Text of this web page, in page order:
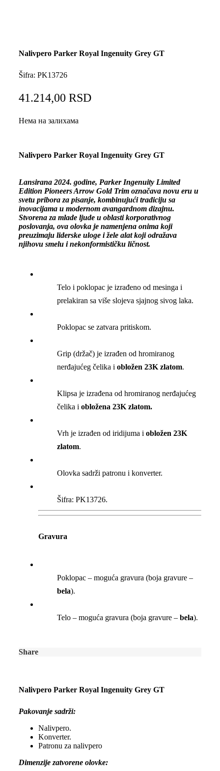
Nalivpero Parker Royal Ingenuity Grey GT
Šifra: PK13726
41.214,00 RSD
Нема на залихама
Nalivpero Parker Royal Ingenuity Grey GT
Lansirana 2024. godine, Parker Ingenuity Limited
Edition Pioneers Arrow Gold Trim označava novu eru u
svetu pribora za pisanje, kombinujući tradiciju sa
inovacijama u modernom avangardnom dizajnu.
Stvorena za mlade ljude u oblasti korporativnog
poslovanja, ova olovka je namenjena onima koji
preuzimaju liderske uloge i žele alat koji odražava
njihovu smelu i nekonformističku ličnost.
Telo i poklopac je izrađeno od mesinga i
prelakiran sa više slojeva sjajnog sivog laka.
Poklopac se zatvara pritiskom.
Grip (držač) je izrađen od hromiranog
nerđajućeg čelika iobložen 23K zlatom.
Klipsa je izrađena od hromiranog nerđajućeg
čelika iobložena 23K zlatom.
Vrh je izrađen od iridijuma iobložen 23K
zlatom.
Olovka sadrži patronu i konverter.
Šifra: PK13726.
Gravura
Poklopac – moguća gravura (boja gravure –
bela).
Telo – moguća gravura (boja gravure –bela).
Share
Nalivpero Parker Royal Ingenuity Grey GT
Pakovanje sadrži:
Nalivpero.
Konverter.
Patronu za nalivpero
Dimenzije zatvorene olovke: